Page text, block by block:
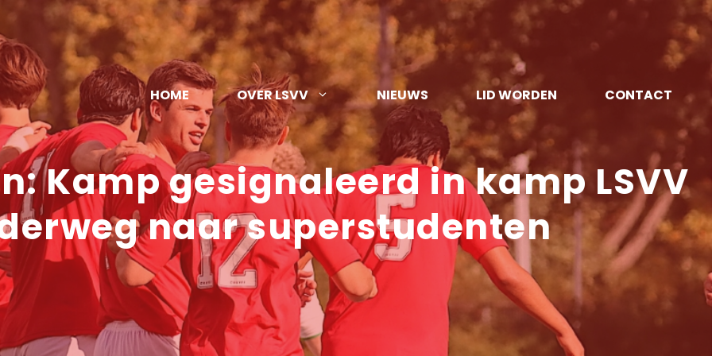
HOME OVER LSVV NIEUWS LID WORDEN CONTACT
Kamp gesignaleerd in kamp LSVV
naar superstudenten